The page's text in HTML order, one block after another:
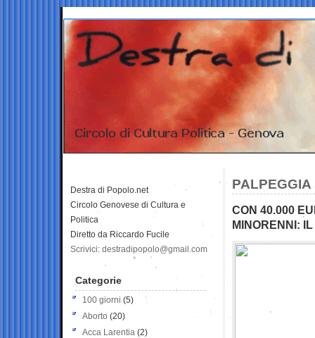
CON 40.000
MINORENNI:
Destra di Popolo.net
Circolo Genovese di Cultura e
Politica
Diretto da Riccardo Fucile
Scrivici: destradipopolo@gmail.com
Categorie
100 giorni (5)
Aborto (20)
Acca Larentia (2)